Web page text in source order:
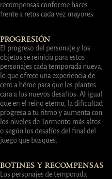
recompensas conforme haces
frente a retos cada vez mayores.
PROGRESIÓN
El progreso del personaje y los
objetos se reinicia para estos
personajes cada temporada nueva,
lo que ofrece una experiencia de
cero a héroe para que les plantes
cara a los nuevos desafíos. Al igual
que en el reino eterno, la dificultad
progresa a tu ritmo y aumenta con
los niveles de Tormento más altos
o según los desafíos del final del
juego que busques.
BOTINES Y RECOMPENSAS
Los personajes de temporada